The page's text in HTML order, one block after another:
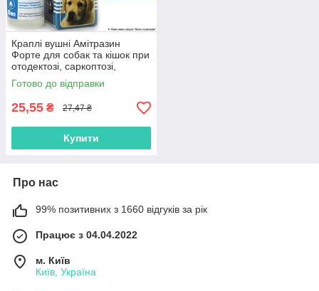
Краплі вушні Амітразин
Форте для собак та кішок при
отодектозі, саркоптозі,
демодекозі 10 мл
Готово до відправки
25,55 ₴ 27,47 ₴
Купити
Про нас
99% позитивних з 1660 відгуків за рік
Працює з 04.04.2022
м. Київ
Київ, Україна